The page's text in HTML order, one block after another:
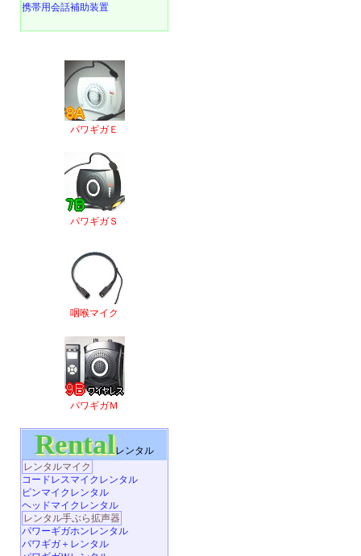
携帯用会話補助装置
パワギガＥ
パワギガＳ
咽喉マイク
パワギガＭ
Rentalレンタル
レンタルマイク
コードレスマイクレンタル
ピンマイクレンタル
ヘッドマイクレンタル
レンタル手ぶら拡声器
パワーギガホンレンタル
パワギガ＋レンタル